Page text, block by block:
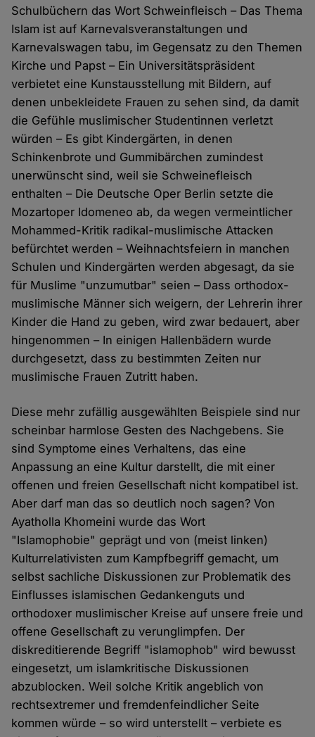
Schulbüchern das Wort Schweinfleisch – Das Thema
Islam ist auf Karnevalsveranstaltungen und
Karnevalswagen tabu, im Gegensatz zu den Themen
Kirche und Papst – Ein Universitätspräsident
verbietet eine Kunstausstellung mit Bildern, auf
denen unbekleidete Frauen zu sehen sind, da damit
die Gefühle muslimischer Studentinnen verletzt
würden – Es gibt Kindergärten, in denen
Schinkenbrote und Gummibärchen zumindest
unerwünscht sind, weil sie Schweinefleisch
enthalten – Die Deutsche Oper Berlin setzte die
Mozartoper Idomeneo ab, da wegen vermeintlicher
Mohammed-Kritik radikal-muslimische Attacken
befürchtet werden – Weihnachtsfeiern in manchen
Schulen und Kindergärten werden abgesagt, da sie
für Muslime "unzumutbar" seien – Dass orthodox-
muslimische Männer sich weigern, der Lehrerin ihrer
Kinder die Hand zu geben, wird zwar bedauert, aber
hingenommen – In einigen Hallenbädern wurde
durchgesetzt, dass zu bestimmten Zeiten nur
muslimische Frauen Zutritt haben.
Diese mehr zufällig ausgewählten Beispiele sind nur
scheinbar harmlose Gesten des Nachgebens. Sie
sind Symptome eines Verhaltens, das eine
Anpassung an eine Kultur darstellt, die mit einer
offenen und freien Gesellschaft nicht kompatibel ist.
Aber darf man das so deutlich noch sagen? Von
Ayatholla Khomeini wurde das Wort
"Islamophobie" geprägt und von (meist linken)
Kulturrelativisten zum Kampfbegriff gemacht, um
selbst sachliche Diskussionen zur Problematik des
Einflusses islamischen Gedankenguts und
orthodoxer muslimischer Kreise auf unsere freie und
offene Gesellschaft zu verunglimpfen. Der
diskreditierende Begriff "islamophob" wird bewusst
eingesetzt, um islamkritische Diskussionen
abzublocken. Weil solche Kritik angeblich von
rechtsextremer und fremdenfeindlicher Seite
kommen würde – so wird unterstellt – verbiete es